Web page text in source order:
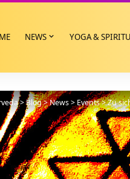
NEWS YOGA &
>Blog>News> Events>Zu